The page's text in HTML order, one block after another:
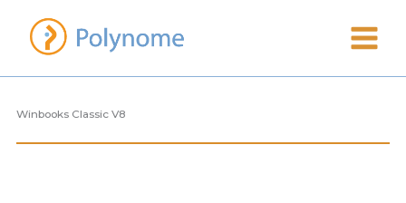
contenu
Winbooks Classic V8